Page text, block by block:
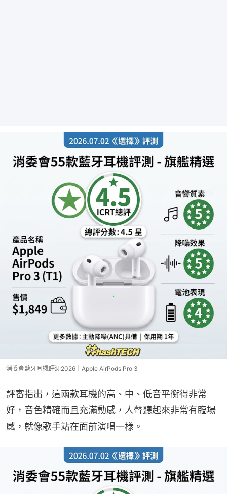
消委會藍牙耳機評測2026｜Apple AirPods Pro 3
評審指出，這兩款耳機的高、中、低音平衡得非常
好，音色精確而且充滿動感，人聲聽起來非常有臨場
感，就像歌手站在面前演唱一樣。